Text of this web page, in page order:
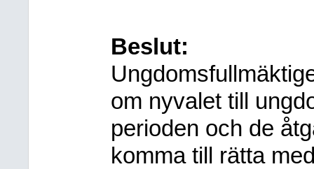
Beslut:
om nyvalet till
perioden och de
komma till rätta